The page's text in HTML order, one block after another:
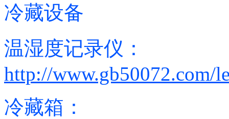
冷藏设备
温湿度记录仪：
http://www.gb50072.com/
冷藏箱：